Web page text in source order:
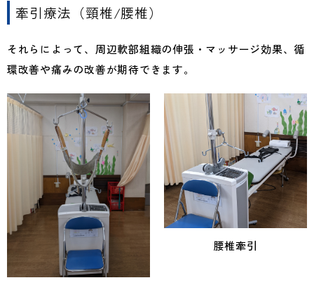
牽引療法（頸椎/腰椎）
それらによって、周辺軟部組織の伸張・マッサージ効果、循
環改善や痛みの改善が期待できます。
腰椎牽引